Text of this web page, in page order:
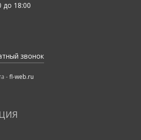
до 18:00
звонок
-fl-web.ru